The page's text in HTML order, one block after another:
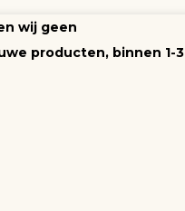
wij geen
producten, binnen 1-3